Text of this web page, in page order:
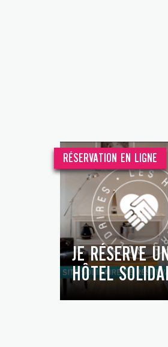
RÉSERVATION EN LIGNE
JE RÉSERVE
HÔTEL